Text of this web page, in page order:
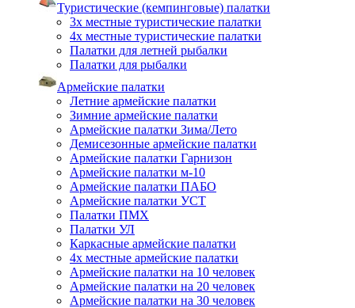
Туристические (кемпинговые) палатки
3х местные туристические палатки
4х местные туристические палатки
Палатки для летней рыбалки
Палатки для рыбалки
Армейские палатки
Летние армейские палатки
Зимние армейские палатки
Армейские палатки Зима/Лето
Демисезонные армейские палатки
Армейские палатки Гарнизон
Армейские палатки м-10
Армейские палатки ПАБО
Армейские палатки УСТ
Палатки ПМХ
Палатки УЛ
Каркасные армейские палатки
4х местные армейские палатки
Армейские палатки на 10 человек
Армейские палатки на 20 человек
Армейские палатки на 30 человек